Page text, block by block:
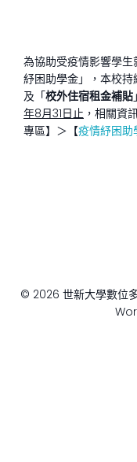
為協助受疫情影響學
紓困助學金」，本校持
及「校外住宿租金補貼
年8月31日止 ，相關資
專區】＞【疫情紓困
© 2026 世新大學數位